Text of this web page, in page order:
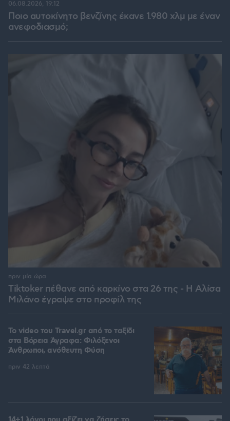
Ποιο αυτοκίνητο βενζίνης έκανε 1.980 χλμ με έναν
ανεφοδιασμό;
06.08.2026, 19:12
Tiktoker πέθανε από καρκίνο στα 26 της - Η Αλίσα
Μιλάνο έγραψε στο προφίλ της
πριν μία ώρα
To video του Travel.gr από το ταξίδι
στα Βόρεια Άγραφα: Φιλόξενοι
Άνθρωποι, ανόθευτη Φύση
πριν 42 λεπτά